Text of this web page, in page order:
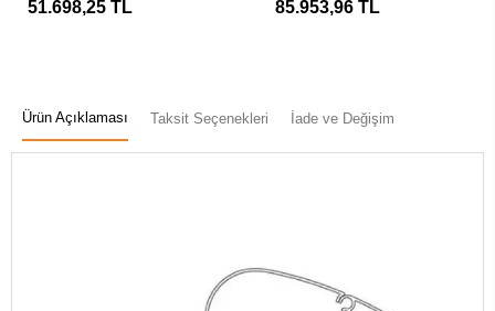
51.698,25 TL 85.953,96 TL
Ürün Açıklaması Taksit Seçenekleri İade ve Değişim